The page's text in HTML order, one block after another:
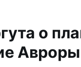
о
Авроры